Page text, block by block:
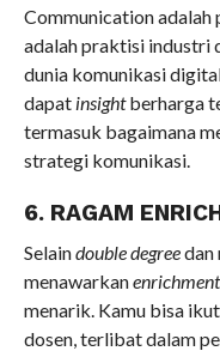
Communication adalah
adalah praktisi industri
dunia komunikasi
dapat insightberharga
termasuk bagaimana
strategi komunikasi.
6. RAGAM
Selaindouble degreedan
menawarkan
menarik. Kamu bisa
dosen, terlibat dalam